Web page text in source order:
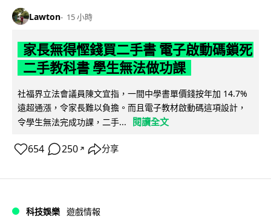
Lawton 15 小時
家長無得慳錢買二手書 電子啟動碼鎖死
二手教科書 學生無法做功課
社福界立法會議員陳文宜指，一間中學書單價錢按年加 14.7%
遠超通漲，令家長難以負擔。而且電子教材啟動碼這項設計，
令學生無法完成功課，二手...
閱讀全文
654 250 ↗ 分享
科技娛樂 遊戲情報